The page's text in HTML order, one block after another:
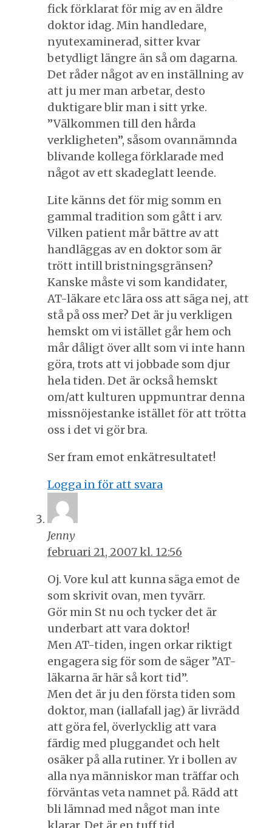
fick förklarat för mig av en äldre
doktor idag. Min handledare,
nyutexaminerad, sitter kvar
betydligt längre än så om dagarna.
Det råder något av en inställning av
att ju mer man arbetar, desto
duktigare blir man i sitt yrke.
”Välkommen till den hårda
verkligheten”, såsom ovannämnda
blivande kollega förklarade med
något av ett skadeglatt leende.
Lite känns det för mig somm en
gammal tradition som gått i arv.
Vilken patient mår bättre av att
handläggas av en doktor som är
trött intill bristningsgränsen?
Kanske måste vi som kandidater,
AT-läkare etc lära oss att säga nej, att
stå på oss mer? Det är ju verkligen
hemskt om vi istället går hem och
mår dåligt över allt som vi inte hann
göra, trots att vi jobbade som djur
hela tiden. Det är också hemskt
om/att kulturen uppmuntrar denna
missnöjestanke istället för att trötta
oss i det vi gör bra.
Ser fram emot enkätresultatet!
Logga in för att svara
Jenny
februari 21, 2007 kl. 12:56
Oj. Vore kul att kunna säga emot de
som skrivit ovan, men tyvärr.
Gör min St nu och tycker det är
underbart att vara doktor!
Men AT-tiden, ingen orkar riktigt
engagera sig för som de säger ”AT-
läkarna är här så kort tid”.
Men det är ju den första tiden som
doktor, man (iallafall jag) är livrädd
att göra fel, överlycklig att vara
färdig med pluggandet och helt
osäker på alla rutiner. Yr i bollen av
alla nya människor man träffar och
förväntas veta namnet på. Rädd att
bli lämnad med något man inte
klarar. Det är en tuff tid.